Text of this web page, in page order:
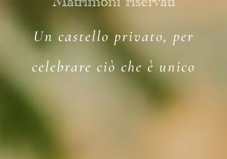
Matrimoni riservati
Un castello privato, per
celebrare ciò che è unico